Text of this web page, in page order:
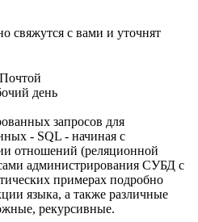
свяжутся с вами и уточнят
день
запросов для
- SQL - начиная с
отношений (реляционной
администрирования СУБД с
примерах подробно
языка, а также различные
рекурсивные.